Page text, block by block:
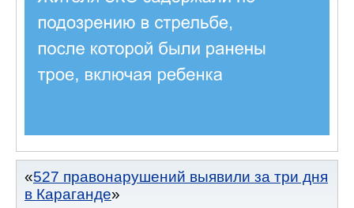
527 правонарушений выявили за три дня
в Караганде